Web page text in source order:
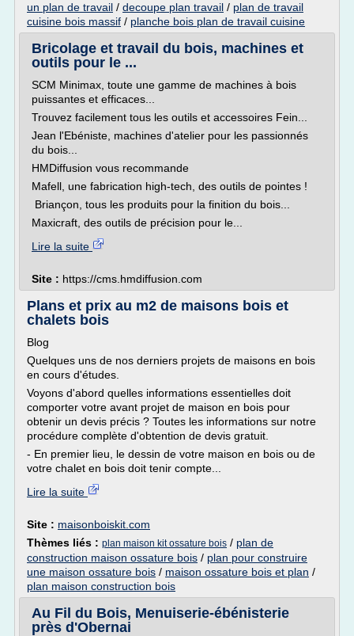
un plan de travail / decoupe plan travail / plan de travail
cuisine bois massif / planche bois plan de travail cuisine
Bricolage et travail du bois, machines et
outils pour le ...
SCM Minimax, toute une gamme de machines à bois
puissantes et efficaces...
Trouvez facilement tous les outils et accessoires Fein...
Jean l'Ebéniste, machines d'atelier pour les passionnés
du bois...
HMDiffusion vous recommande
Mafell, une fabrication high-tech, des outils de pointes !
Briançon, tous les produits pour la finition du bois...
Maxicraft, des outils de précision pour le...
Lire la suite
Site : https://cms.hmdiffusion.com
Plans et prix au m2 de maisons bois et
chalets bois
Blog
Quelques uns de nos derniers projets de maisons en bois
en cours d'études.
Voyons d'abord quelles informations essentielles doit
comporter votre avant projet de maison en bois pour
obtenir un devis précis ? Toutes les informations sur notre
procédure complète d'obtention de devis gratuit.
- En premier lieu, le dessin de votre maison en bois ou de
votre chalet en bois doit tenir compte...
Lire la suite
Site : maisonboiskit.com
Thèmes liés : plan maison kit ossature bois / plan de
construction maison ossature bois / plan pour construire
une maison ossature bois / maison ossature bois et plan /
plan maison construction bois
Au Fil du Bois, Menuiserie-ébénisterie
près d'Obernai